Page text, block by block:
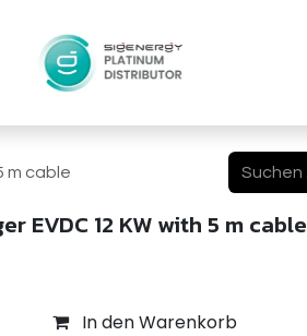
m cable
EVDC 12 KW with 5 m cable
In den Warenkorb